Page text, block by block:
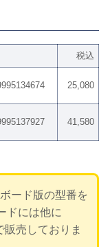
税込
25,080
41,580
ード版の型番を
ドには他に
販売しておりま